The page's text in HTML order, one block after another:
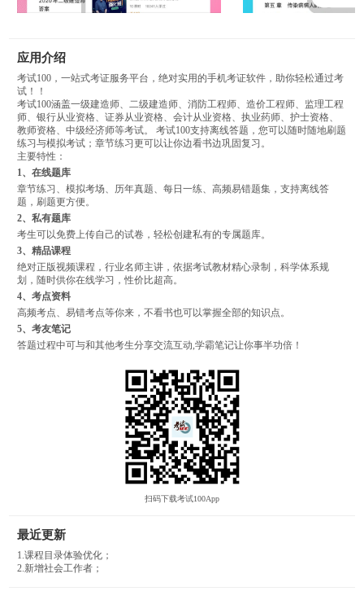
应用介绍
考试100，一站式考证服务平台，绝对实用的手机考证软件，助你轻松通过考
试！！
考试100涵盖一级建造师、二级建造师、消防工程师、造价工程师、监理工程
师、银行从业资格、证券从业资格、会计从业资格、执业药师、护士资格、
教师资格、中级经济师等考试。 考试100支持离线答题，您可以随时随地刷题
练习与模拟考试；章节练习更可以让你边看书边巩固复习。
主要特性：
1、在线题库
章节练习、模拟考场、历年真题、每日一练、高频易错题集，支持离线答
题，刷题更方便。
2、私有题库
考生可以免费上传自己的试卷，轻松创建私有的专属题库。
3、精品课程
绝对正版视频课程，行业名师主讲，依据考试教材精心录制，科学体系规
划，随时供你在线学习，性价比超高。
4、考点资料
高频考点、易错考点等你来，不看书也可以掌握全部的知识点。
5、考友笔记
答题过程中可与和其他考生分享交流互动,学霸笔记让你事半功倍！
扫码下载考试100App
最近更新
1.课程目录体验优化；
2.新增社会工作者；